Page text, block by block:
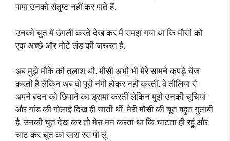
पापा उनको संतुष्ट नहीं कर पाते हैं.
उनको चुत में उंगली करते देख कर मैं समझ गया था कि मौसी को
एक अच्छे और मोटे लंड की जरूरत है.
अब मुझे मौके की तलाश थी. मौसी अभी भी मेरे सामने कपड़े चेंज
करती हैं लेकिन अब वो पूरी नंगी होकर नहीं करतीं. वे तौलिया से
अपने बदन को छिपाने का ड्रामा करतीं लेकिन मुझे उनकी चूचियां
और गांड की गोलाई दिख ही जाती थीं. मेरी मौसी की चूत बहुत गुलाबी
है. उनकी चुत देख कर तो मेरा मन करता था कि चाटता ही रहूं और
चाट कर चूत का सारा रस पी लूं.